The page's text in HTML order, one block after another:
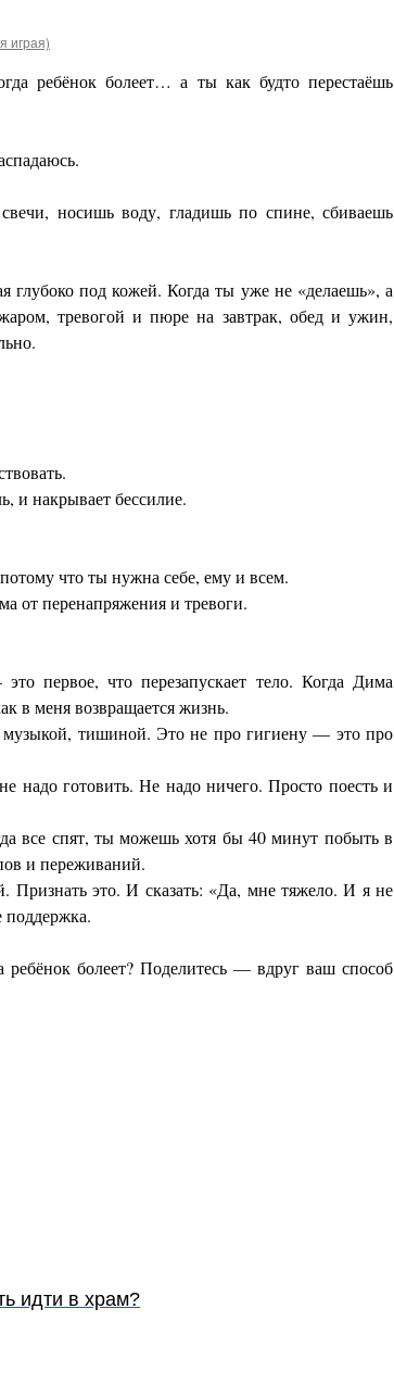
играя)
ребёнок болеет… а ты как будто перестаёшь
носишь воду, гладишь по спине, сбиваешь
глубоко под кожей. Когда ты уже не «делаешь», а
тревогой и пюре на завтрак, обед и ужин,
и накрывает бессилие.
что ты нужна себе, ему и всем.
от перенапряжения и тревоги.
первое, что перезапускает тело. Когда Дима
в меня возвращается жизнь.
тишиной. Это не про гигиену — это про
готовить. Не надо ничего. Просто поесть и
все спят, ты можешь хотя бы 40 минут побыть в
и переживаний.
это. И сказать: «Да, мне тяжело. И я не
поддержка.
болеет? Поделитесь — вдруг ваш способ
идти в храм?